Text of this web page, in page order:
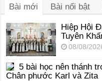
Bài mới Bài nổi bật
Hiệp Hội
Tuyên
08/08/
5 bài học nên thánh
Chân phước Karl và Zita